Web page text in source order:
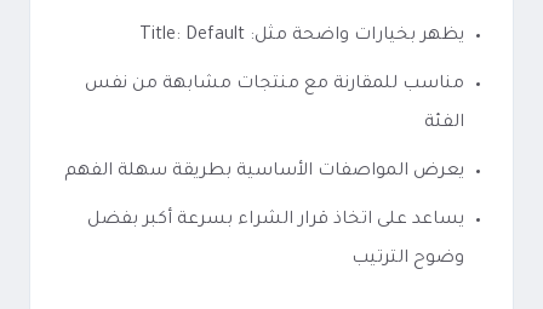
يظهر بخيارات واضحة مثل: Title: Default
مناسب للمقارنة مع منتجات مشابهة من نفس
الفئة
يعرض المواصفات الأساسية بطريقة سهلة الفهم
يساعد على اتخاذ قرار الشراء بسرعة أكبر بفضل
وضوح الترتيب